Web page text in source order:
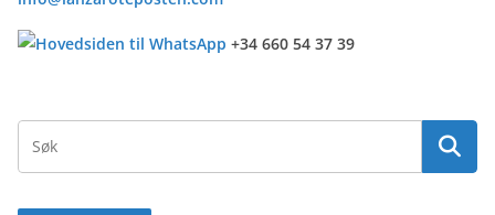
+34 660 54 37 39